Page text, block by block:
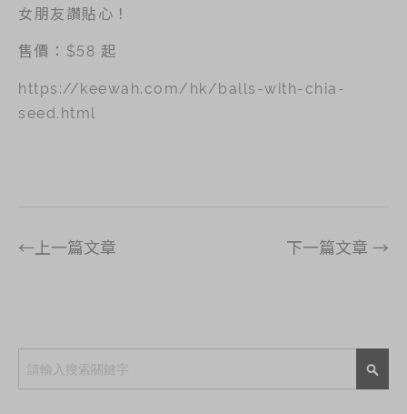
女朋友讚貼心！
售價：$58 起
https://keewah.com/hk/balls-with-chia-
seed.html
←上一篇文章 下一篇文章 →
搜
搜